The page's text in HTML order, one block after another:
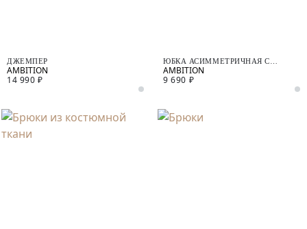
ДЖЕМПЕР
14 990 ₽
ЮБКА АСИММЕТРИЧНАЯ С
ЗАПАХОМ
9 690 ₽